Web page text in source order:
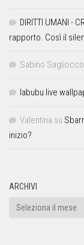
DIRITTI UMANI -
rapporto. Così il
Sabino Sagliocco
labubu live
Valentina su
inizio?
ARCHIVI